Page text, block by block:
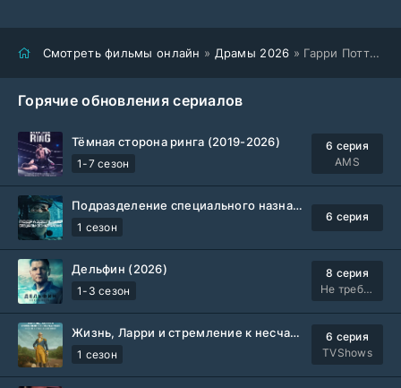
Смотреть фильмы онлайн » Драмы 2026 » Гарри Поттер и философский камень (2026)
Горячие обновления сериалов
Тёмная сторона ринга (2019-2026)
1-7 сезон
6 серия
AMS
Подразделение специального назначения (2026)
1 сезон
6 серия
Дельфин (2026)
1-3 сезон
8 серия
Не требуется
Жизнь, Ларри и стремление к несчастью: Почти история Америки (2026)
1 сезон
6 серия
TVShows